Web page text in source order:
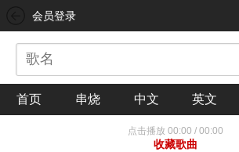
会员登录
首页 串烧 中文 英文
点击播放 00:00 / 00:00
收藏歌曲